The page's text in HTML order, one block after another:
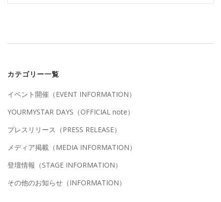
カテゴリー一覧
イベント開催（EVENT INFORMATION）
YOURMYSTAR DAYS（OFFICIAL note）
プレスリリース（PRESS RELEASE）
メディア掲載（MEDIA INFORMATION）
登壇情報（STAGE INFORMATION）
その他のお知らせ（INFORMATION）